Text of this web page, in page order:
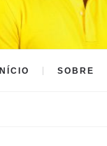
INÍCIO SOBRE